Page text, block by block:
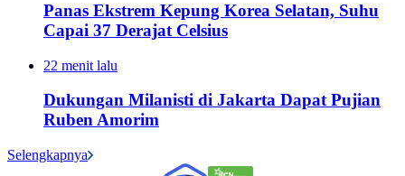
Panas Ekstrem Kepung Korea Selatan, Suhu
Capai 37 Derajat Celsius
22 menit lalu
Dukungan Milanisti di Jakarta Dapat Pujian
Ruben Amorim
Selengkapnya